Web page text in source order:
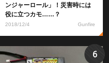
ンジャーロール」！災害時には
役に立つカモ……？
2018/12/4 Gunfire
6